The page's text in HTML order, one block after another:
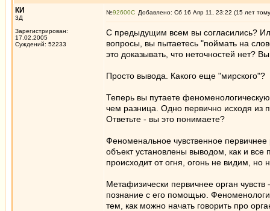
КИ
3Д
Зарегистрирован:
17.02.2005
Суждений: 52233
№92600 Добавлено: Сб 16 Апр 11, 23:22 (15 лет
С предыдущим всем вы согласились?
вопросы, вы пытаетесь "поймать на
это доказывать, что неточностей нет?
Просто вывода. Какого еще "мирского"?
Теперь вы путаете
чем разница. Одно первично исходя из
Ответьте - вы это понимаете?
Феноменальное чувственное
объект установлены выводом, как и все
происходит от огня, огонь не видим,
Метафизически первичнее орган
познание с его помощью.
тем, как можно начать говорить про